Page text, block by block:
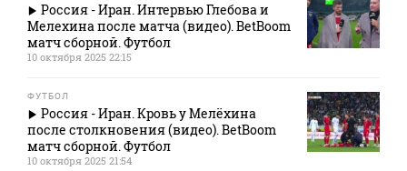
Россия - Иран. Интервью Глебова и
Мелехина после матча (видео). BetBoom
матч сборной. Футбол
10 октября 2025 22:15
ФУТБОЛ
Россия - Иран. Кровь у Мелёхина
после столкновения (видео). BetBoom
матч сборной. Футбол
10 октября 2025 21:54